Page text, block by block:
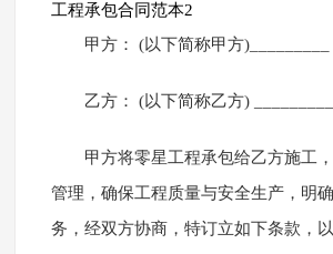
工程承包合同范本2
甲方： (以下简称甲方)_________
乙方： (以下简称乙方) _________
甲方将零星工程承包给乙方施工
管理，确保工程质量与安全生产，明
务，经双方协商，特订立如下条款，